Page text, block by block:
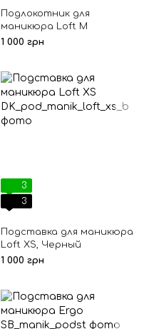
Подлокотник для
маникюра Loft M
1 000 грн
3
3
Подставка для маникюра
Loft XS, Черный
1 000 грн